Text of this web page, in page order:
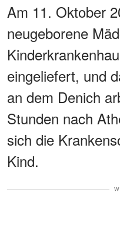
Am 11. Oktober
neugeborene
eingeliefert, und
an dem Denich
Stunden nach
sich die
Kind.